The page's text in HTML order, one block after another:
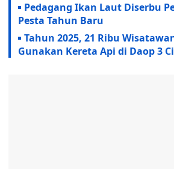
Pedagang Ikan Laut Diserbu
Pesta Tahun Baru
Tahun 2025, 21 Ribu
Gunakan Kereta Api di Daop 3